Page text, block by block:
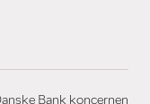
Bank koncernen